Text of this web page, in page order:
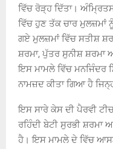
ਵਿੱਚ ਰੋੜ੍ਹ ਦਿੱਤਾ।
ਵਿੱਚ ਹੁਣ ਤੱਕ ਚਾਰ ਮੁਲਜ਼ਮਾਂ
ਗਏ ਮੁਲਜ਼ਮਾਂ ਵਿੱਚ ਸਤੀਸ਼
ਸ਼ਰਮਾ, ਪੁੱਤਰ ਸੁਨੀਸ਼
ਇਸ ਮਾਮਲੇ ਵਿੱਚ ਮਨਜਿੰਦਰ
ਨਾਮਜ਼ਦ ਕੀਤਾ ਗਿਆ ਹੈ
ਇਸ ਸਾਰੇ ਕੇਸ ਦੀ ਪੈਰਵੀ
ਰਹਿੰਦੀ ਬੇਟੀ ਸੁਰਭੀ ਸ਼ਰਮਾ
ਹੈ। ਇਸ ਮਾਮਲੇ ਦੇ ਵਿੱਚ